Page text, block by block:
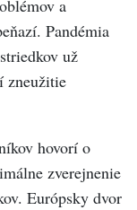
a
Pandémia
už
zneužitie
hovorí o
zverejnenie
Európsky dvor